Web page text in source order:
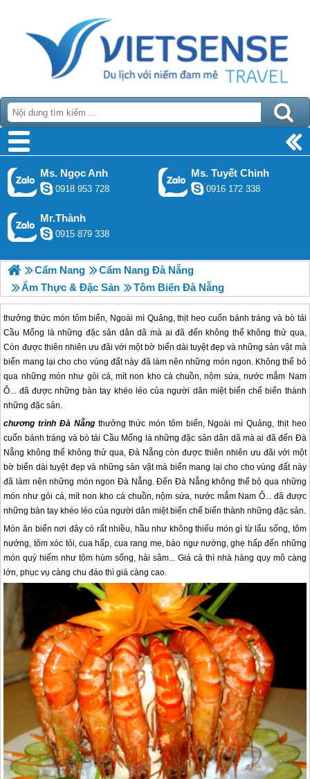
Ms. Ngọc Anh
0918 953 728
Ms. Tuyết Chinh
0916 172 338
Mr.Thành
0915 879 338
Cẩm Nang
Cẩm Nang Đà Nẵng
Ẩm Thực & Đặc Sản
Tôm Biển Đà Nẵng
thưởng thức món tôm biển, Ngoài mì Quảng, thịt heo cuốn bánh tráng và bò tái
Cầu Mống là những đặc sản dân dã mà ai đã đến không thể không thử qua,
Còn được thiên nhiên ưu đãi với một bờ biển dài tuyệt đẹp và những sản vật mà
biển mang lại cho cho vùng đất này đã làm nên những món ngon. Không thể bỏ
qua những món như gỏi cá, mít non kho cá chuồn, nộm sứa, nước mắm Nam
Ô... đã được những bàn tay khéo léo của người dân miệt biển chế biến thành
những đặc sản.
chương trìnhĐà Nẵng thưởng thức món tôm biển, Ngoài mì Quảng, thịt heo
cuốn bánh tráng và bò tái Cầu Mống là những đặc sản dân dã mà ai đã đến Đà
Nẵng không thể không thử qua, Đà Nẵng còn được thiên nhiên ưu đãi với một
bờ biển dài tuyệt đẹp và những sản vật mà biển mang lại cho cho vùng đất này
đã làm nên những món ngonĐà Nẵng. Đến Đà Nẵng không thể bỏ qua những
món như gỏi cá, mít non kho cá chuồn, nộm sứa, nước mắm Nam Ô... đã được
những bàn tay khéo léo của người dân miệt biển chế biến thành những đặc sản.
Món ăn biển nơi đây có rất nhiều, hầu như không thiếu món gì từ lẩu sống, tôm
nướng, tôm xóc tỏi, cua hấp, cua rang me, bào ngư nướng, ghẹ hấp đến những
món quý hiếm như tôm hùm sống, hải sâm... Giá cả thì nhà hàng quy mô càng
lớn, phục vụ càng chu đáo thì giá càng cao.